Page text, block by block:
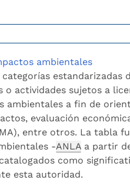
ambientales
estandarizadas
o actividades sujetos a
ambientales a fin de
evaluación
entre otros. La tabla
-ANLAa partir
como
esta autoridad.